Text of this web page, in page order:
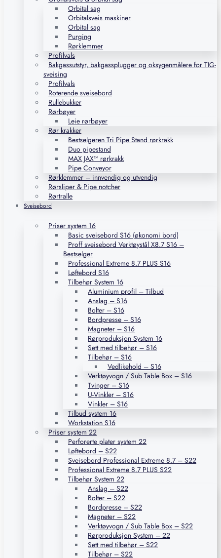
Orbital sag
Orbitalsveis maskiner
Orbital sag
Purging
Rørklemmer
Profilvals
Bakgassutstyr, bakgassplugger og oksygenmålere for TIG-
sveising
Profilvals
Roterende sveisebord
Rullebukker
Rørbøyer
Leie rørbøyer
Rør krakker
Bestselgeren Tri Pipe Stand rørkrakk
Duo pipestand
MAX JAX™ rørkrakk
Pipe Conveyor
Rørklemmer – innvendig og utvendig
Rørsliper & Pipe notcher
Rørtralle
Sveisebord
Priser system 16
Basic sveisebord S16 (økonomi bord)
Proff sveisebord Verktøystål X8.7 S16 –
Bestselger
Professional Extreme 8.7 PLUS S16
Løftebord S16
Tilbehør System 16
Aluminium profil – Tilbud
Anslag – S16
Bolter – S16
Bordpresse – S16
Magneter – S16
Rørproduksjon System 16
Sett med tilbehør – S16
Tilbehør – S16
Vedlikehold – S16
Verktøyvogn / Sub Table Box – S16
Tvinger – S16
U-Vinkler – S16
Vinkler – S16
Tilbud system 16
Workstation S16
Priser system 22
Perforerte plater system 22
Løftebord – S22
Sveisebord Professional Extreme 8.7 – S22
Professional Extreme 8.7 PLUS S22
Tilbehør System 22
Anslag – S22
Bolter – S22
Bordpresse – S22
Magneter – S22
Verktøyvogn / Sub Table Box – S22
Rørproduksjon System – 22
Sett med tilbehør – S22
Tilbehør – S22